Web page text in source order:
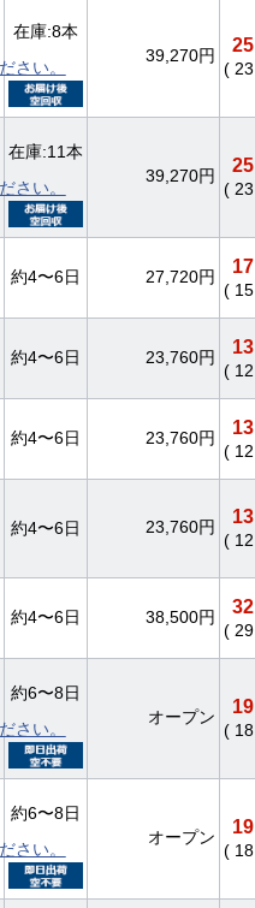
さい。
在庫:8本
39,270円
(
さい。
在庫:11本
39,270円
(
約4〜6日 27,720円
(
約4〜6日 23,760円
(
約4〜6日 23,760円
(
約4〜6日 23,760円
(
約4〜6日 38,500円
(
さい。
約6〜8日
オープン
(
さい。
約6〜8日
オープン
(